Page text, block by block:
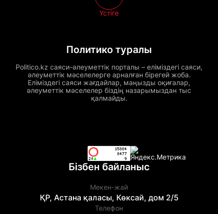
Политико туралы
Politico.kz саяси-әлеуметтік порталы – еліміздегі саяси,
әлеуметтік мәселелерге арналған бірегей жоба.
Еліміздегі саяси жағдайлар, маңызды оқиғалар,
әлеуметтік мәселелер біздің назарымыздан тыс
қалмайды.
Үстіге
Бізбен байланыс
Мекен-жай
ҚР, Астана қаласы, Көксай, дом 2/5
Телефон